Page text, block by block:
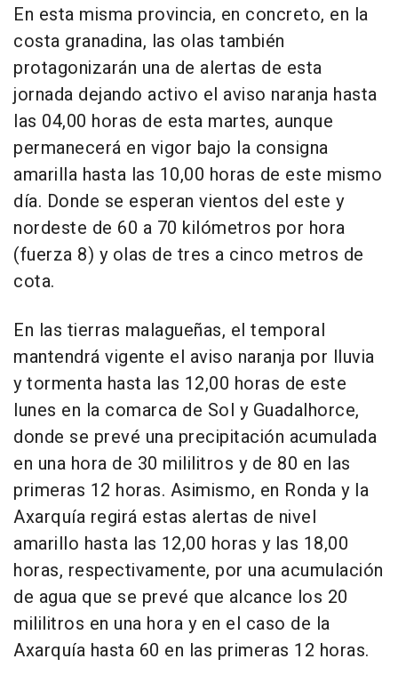
En esta misma provincia, en concreto, en la
costa granadina, las olas también
protagonizarán una de alertas de esta
jornada dejando activo el aviso naranja hasta
las 04,00 horas de esta martes, aunque
permanecerá en vigor bajo la consigna
amarilla hasta las 10,00 horas de este mismo
día. Donde se esperan vientos del este y
nordeste de 60 a 70 kilómetros por hora
(fuerza 8) y olas de tres a cinco metros de
cota.
En las tierras malagueñas, el temporal
mantendrá vigente el aviso naranja por lluvia
y tormenta hasta las 12,00 horas de este
lunes en la comarca de Sol y Guadalhorce,
donde se prevé una precipitación acumulada
en una hora de 30 mililitros y de 80 en las
primeras 12 horas. Asimismo, en Ronda y la
Axarquía regirá estas alertas de nivel
amarillo hasta las 12,00 horas y las 18,00
horas, respectivamente, por una acumulación
de agua que se prevé que alcance los 20
mililitros en una hora y en el caso de la
Axarquía hasta 60 en las primeras 12 horas.